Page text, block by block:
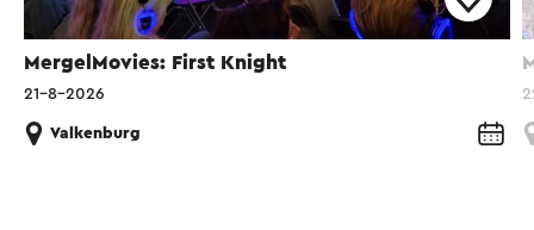
MergelMovies: First Knight
21-8-2026
Valkenburg